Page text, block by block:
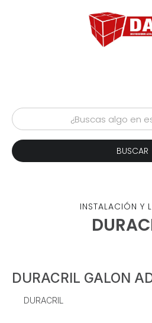
INSTALACIÓN Y
DURACRIL GALON
DURACRIL